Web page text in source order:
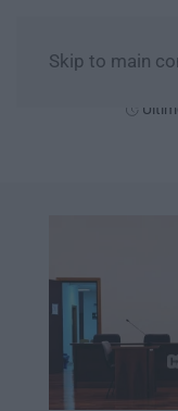
Skip to main